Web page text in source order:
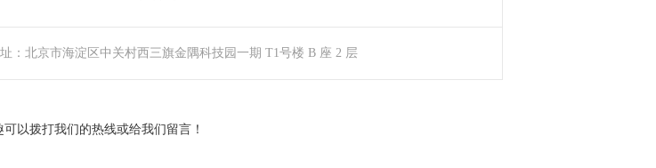
：北京市海淀区中关村西三旗金隅科技园一期 T1号楼 B 座 2 层
以拨打我们的热线或给我们留言！